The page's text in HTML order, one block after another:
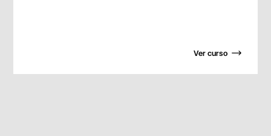
Ver curso